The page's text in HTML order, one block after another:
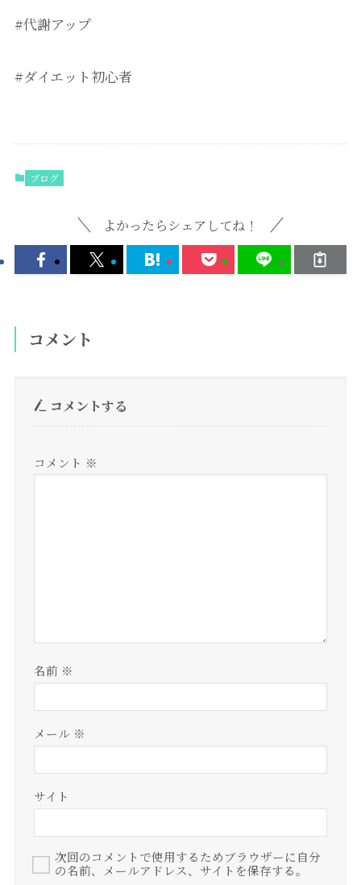
#代謝アップ
#ダイエット初心者
ブログ
よかったらシェアしてね！
コメント
コメントする
コメント ※
名前 ※
メール ※
サイト
次回のコメントで使用するためブラウザーに自分
の名前、メールアドレス、サイトを保存する。